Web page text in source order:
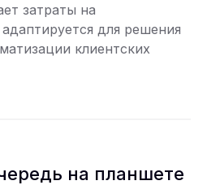
затраты на
для решения
клиентских
на планшете